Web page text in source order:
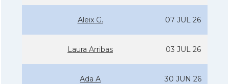
Aleix G. 07 JUL 26
Laura Arribas 03 JUL 26
Ada A 30 JUN 26